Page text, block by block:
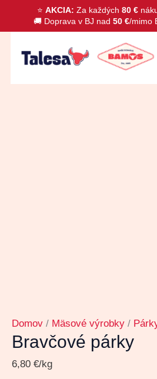
⭐ AKCIA: Za každých 80 €
🚚 Doprava v BJ nad 50 €/mimo
Preskočiť
Domov / Mäsové výrobky /
Bravčové párky
6,80 €/kg
Bravčové